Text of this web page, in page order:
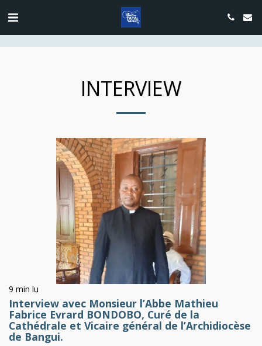
google.com, pub-4889604885818732, DIRECT, f08c47fec0942fa0
INTERVIEW
9 min lu
Interview avec Monsieur l’Abbe Mathieu
Fabrice Evrard BONDOBO, Curé de la
Cathédrale et Vicaire général de l’Archidiocèse
de Bangui.